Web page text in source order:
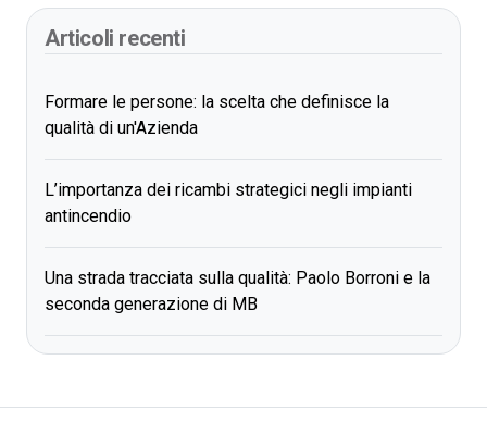
Articoli recenti
Formare le persone: la scelta che definisce la
qualità di un'Azienda
L’importanza dei ricambi strategici negli impianti
antincendio
Una strada tracciata sulla qualità: Paolo Borroni e la
seconda generazione di MB